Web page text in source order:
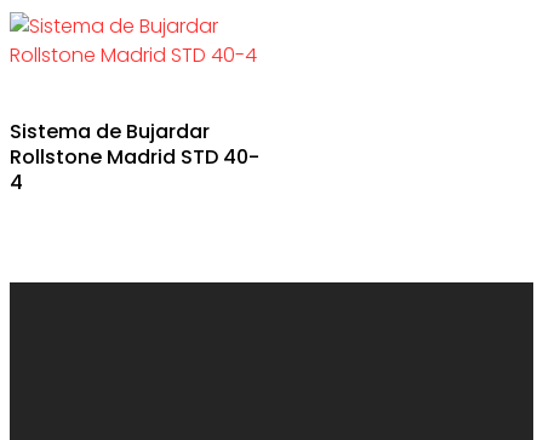
Sistema de Bujardar
Rollstone Madrid STD 40-
4